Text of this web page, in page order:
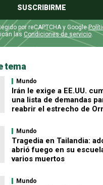
SUSCRIBIRME
por reCAPTCHA y Google
las Condiciones de servicio
tema
Mundo
Irán le exige a EE.UU.
una lista de demandas
reabrir el estrecho de
Mundo
Tragedia en Tailandia:
abrió fuego en su
varios muertos
Mundo